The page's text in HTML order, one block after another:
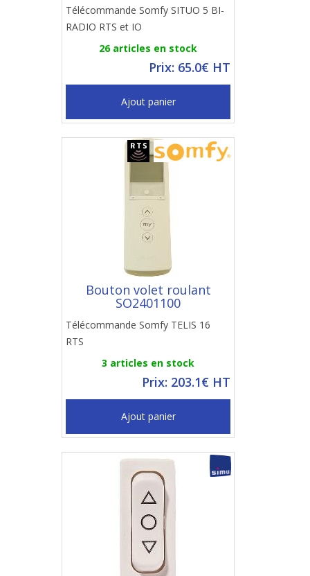
Télécommande Somfy SITUO 5 BI-
RADIO RTS et IO
26 articles en stock
Prix: 65.0€ HT
Ajout panier
Bouton volet roulant
SO2401100
Télécommande Somfy TELIS 16
RTS
3 articles en stock
Prix: 203.1€ HT
Ajout panier